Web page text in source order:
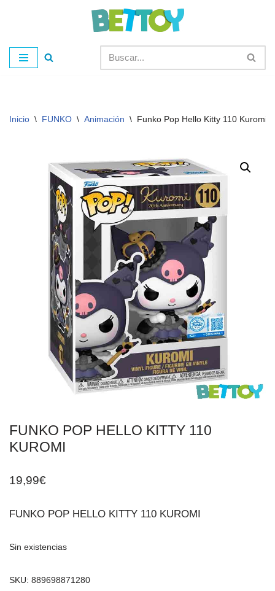
al
contenido
Inicio \ FUNKO \ Animación \ Funko Pop Hello Kitty 110 Kuromi
FUNKO POP HELLO KITTY 110
KUROMI
19,99€
FUNKO POP HELLO KITTY 110 KUROMI
Sin existencias
SKU: 889698871280